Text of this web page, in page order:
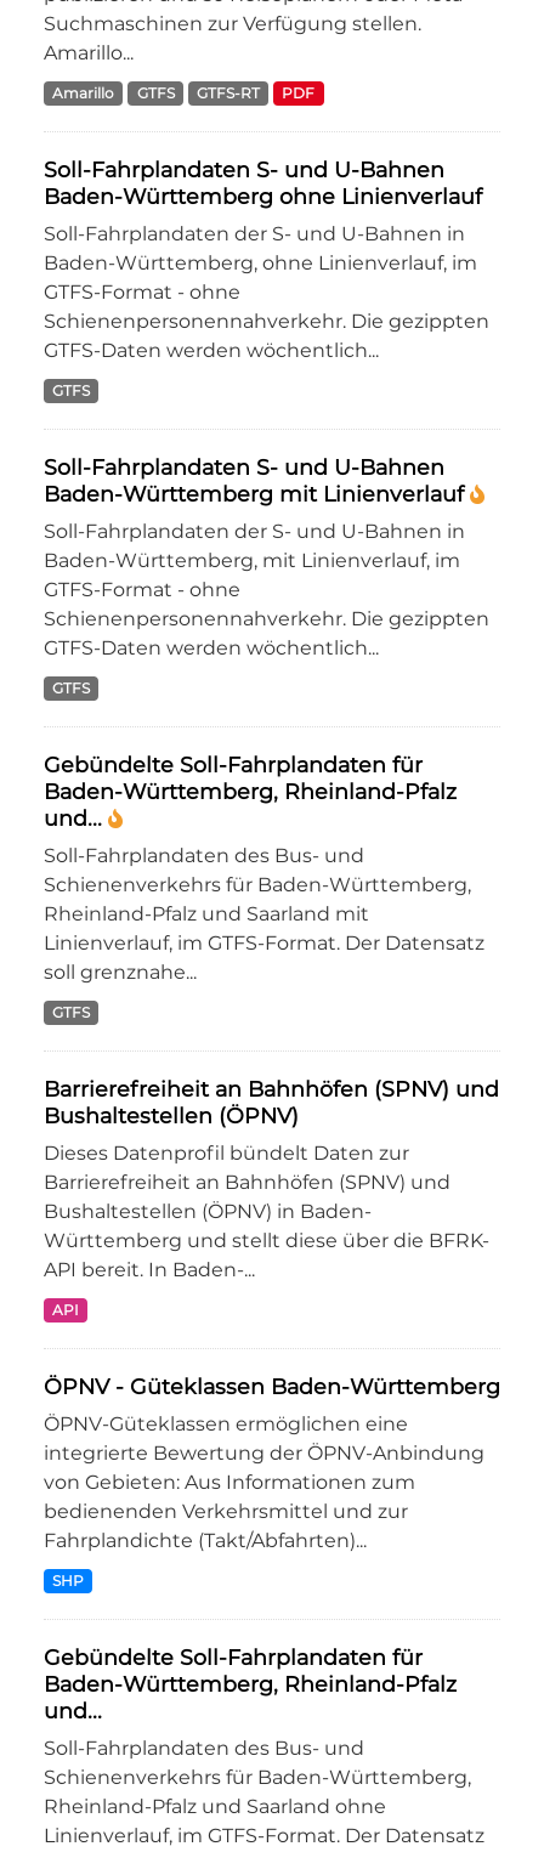
Suchmaschinen zur Verfügung stellen.
Amarillo...
Amarillo GTFS GTFS-RT PDF
Soll-Fahrplandaten S- und U-Bahnen
Baden-Württemberg ohne Linienverlauf
Soll-Fahrplandaten der S- und U-Bahnen in
Baden-Württemberg, ohne Linienverlauf, im
GTFS-Format - ohne
Schienenpersonennahverkehr. Die gezippten
GTFS-Daten werden wöchentlich...
GTFS
Soll-Fahrplandaten S- und U-Bahnen
Baden-Württemberg mit Linienverlauf
Soll-Fahrplandaten der S- und U-Bahnen in
Baden-Württemberg, mit Linienverlauf, im
GTFS-Format - ohne
Schienenpersonennahverkehr. Die gezippten
GTFS-Daten werden wöchentlich...
GTFS
Gebündelte Soll-Fahrplandaten für
Baden-Württemberg, Rheinland-Pfalz
und...
Soll-Fahrplandaten des Bus- und
Schienenverkehrs für Baden-Württemberg,
Rheinland-Pfalz und Saarland mit
Linienverlauf, im GTFS-Format. Der Datensatz
soll grenznahe...
GTFS
Barrierefreiheit an Bahnhöfen (SPNV) und
Bushaltestellen (ÖPNV)
Dieses Datenprofil bündelt Daten zur
Barrierefreiheit an Bahnhöfen (SPNV) und
Bushaltestellen (ÖPNV) in Baden-
Württemberg und stellt diese über die BFRK-
API bereit. In Baden-...
API
ÖPNV - Güteklassen Baden-Württemberg
ÖPNV-Güteklassen ermöglichen eine
integrierte Bewertung der ÖPNV-Anbindung
von Gebieten: Aus Informationen zum
bedienenden Verkehrsmittel und zur
Fahrplandichte (Takt/Abfahrten)...
SHP
Gebündelte Soll-Fahrplandaten für
Baden-Württemberg, Rheinland-Pfalz
und...
Soll-Fahrplandaten des Bus- und
Schienenverkehrs für Baden-Württemberg,
Rheinland-Pfalz und Saarland ohne
Linienverlauf, im GTFS-Format. Der Datensatz